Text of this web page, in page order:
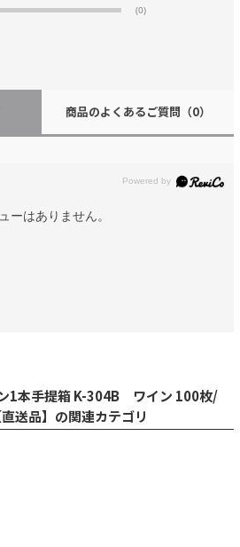
(0)
商品のよくあるご質問 （0）
ーはありません。
1本手提箱 K-304B ワイン 100枚/
送品】の関連カテゴリ